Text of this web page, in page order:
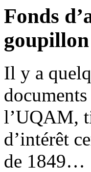
Fonds
goupillon
Il y a
l’UQAM,
d’intérêt
de 1849…